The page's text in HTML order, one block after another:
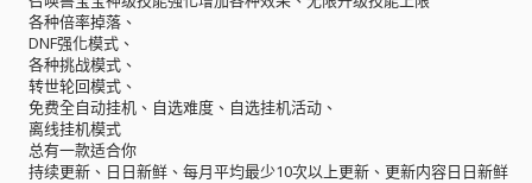
各种倍率掉落、
DNF强化模式、
各种挑战模式、
转世轮回模式、
免费全自动挂机、自选难度、自选挂机活动、
离线挂机模式
总有一款适合你
持续更新、日日新鲜、每月平均最少10次以上更新、更新内容日日新鲜